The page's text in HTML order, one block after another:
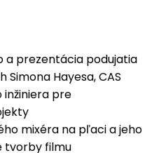
a prezentácia podujatia
Simona Hayesa, CAS
inžiniera pre
mixéra na pľaci a jeho
tvorby filmu